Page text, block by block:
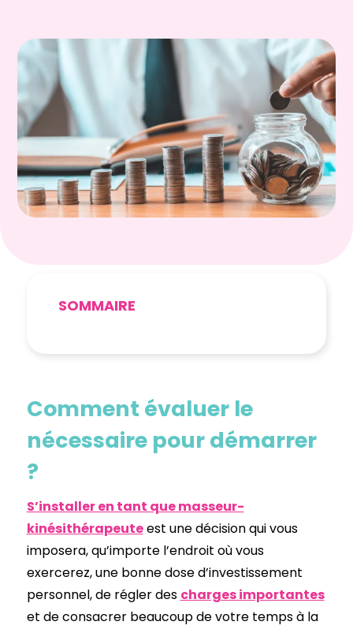
SOMMAIRE
Comment évaluer le
nécessaire pour démarrer
?
S’installer en tant que masseur-
kinésithérapeuteest une décision qui vous
imposera, qu’importe l’endroit où vous
exercerez, une bonne dose d’investissement
personnel, de régler des charges importantes
et de consacrer beaucoup de votre temps à la